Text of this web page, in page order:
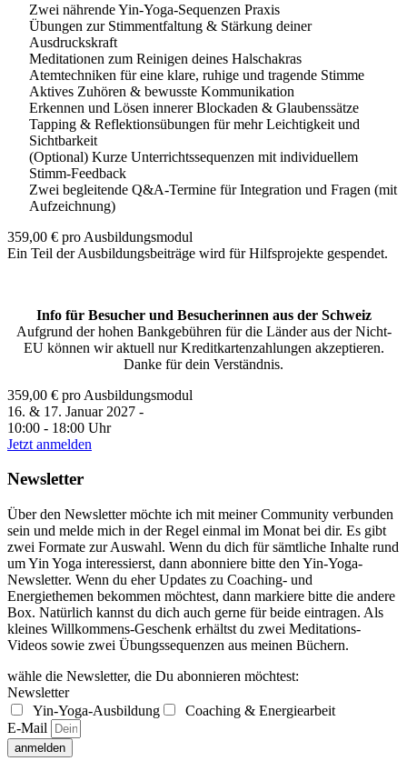
Zwei nährende Yin-Yoga-Sequenzen Praxis
Übungen zur Stimmentfaltung & Stärkung deiner
Ausdruckskraft
Meditationen zum Reinigen deines Halschakras
Atemtechniken für eine klare, ruhige und tragende Stimme
Aktives Zuhören & bewusste Kommunikation
Erkennen und Lösen innerer Blockaden & Glaubenssätze
Tapping & Reflektionsübungen für mehr Leichtigkeit und
Sichtbarkeit
(Optional) Kurze Unterrichtssequenzen mit individuellem
Stimm-Feedback
Zwei begleitende Q&A-Termine für Integration und Fragen (mit
Aufzeichnung)
359,00 € pro Ausbildungsmodul
Ein Teil der Ausbildungsbeiträge wird für Hilfsprojekte gespendet.
Info für Besucher und Besucherinnen aus der Schweiz
Aufgrund der hohen Bankgebühren für die Länder aus der Nicht-
EU können wir aktuell nur Kreditkartenzahlungen akzeptieren.
Danke für dein Verständnis.
359,00 € pro Ausbildungsmodul
16. & 17. Januar 2027 -
10:00 - 18:00 Uhr
Jetzt anmelden
Newsletter
Über den Newsletter möchte ich mit meiner Community verbunden
sein und melde mich in der Regel einmal im Monat bei dir. Es gibt
zwei Formate zur Auswahl. Wenn du dich für sämtliche Inhalte rund
um Yin Yoga interessierst, dann abonniere bitte den Yin-Yoga-
Newsletter. Wenn du eher Updates zu Coaching- und
Energiethemen bekommen möchtest, dann markiere bitte die andere
Box. Natürlich kannst du dich auch gerne für beide eintragen. Als
kleines Willkommens-Geschenk erhältst du zwei Meditations-
Videos sowie zwei Übungssequenzen aus meinen Büchern.
wähle die Newsletter, die Du abonnieren möchtest:
Newsletter
Yin-Yoga-Ausbildung
Coaching & Energiearbeit
E-Mail
anmelden